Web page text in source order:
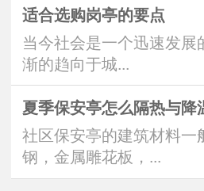
适合选购岗亭的要点
当今社会是一个迅速发
渐的趋向于城...
夏季保安亭怎么隔热与降
社区保安亭的建筑材料一
钢，金属雕花板，...